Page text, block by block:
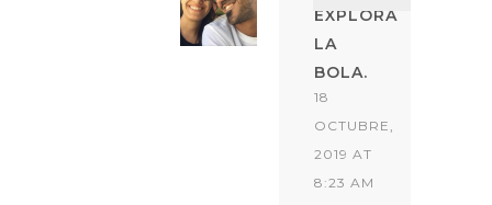
EXPLORA
LA
BOLA.
18
OCTUBRE,
2019 AT
8:23 AM